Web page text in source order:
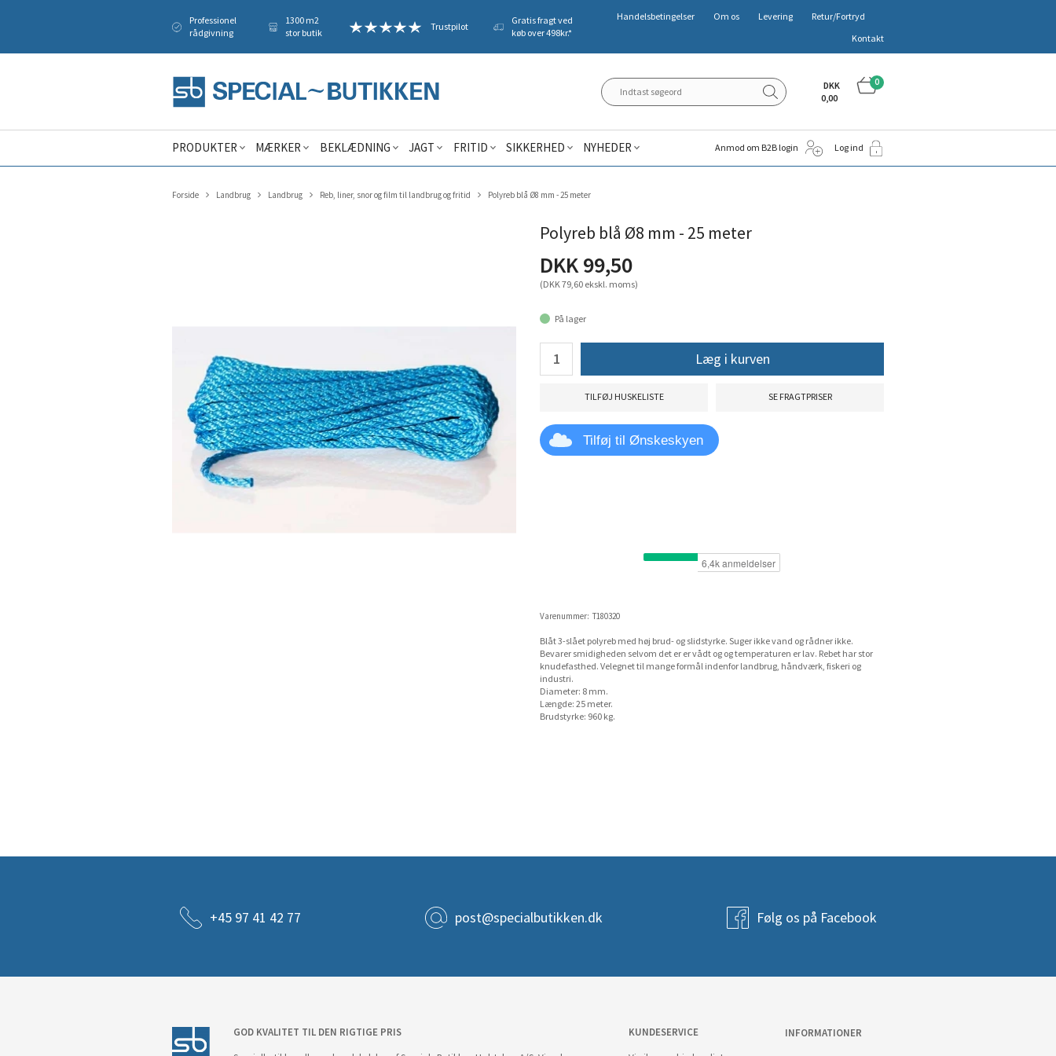
Professionel
rådgivning
1300 m2
stor butik
Trustpilot
Gratis fragt ved
køb over 498kr.*
Handelsbetingelser Om os Levering
Retur/Fortryd
Kontakt
0
DKK
0,00
PRODUKTER MÆRKER BEKLÆDNING JAGT FRITID SIKKERHED NYHEDER Anmod om B2B login Log ind
Forside Landbrug Landbrug Reb, liner, snor og film til landbrug og fritid Polyreb blå Ø8 mm - 25 meter
Polyreb blå Ø8 mm - 25 meter
DKK 99,50
(DKK 79,60 ekskl. moms)
På lager
Læg i kurven
TILFØJ HUSKELISTE SE FRAGTPRISER
Tilføj til Ønskeskyen
Varenummer: T180320
Blåt 3-slået polyreb med høj brud- og slidstyrke. Suger ikke vand og rådner ikke.
Bevarer smidigheden selvom det er er vådt og og temperaturen er lav. Rebet har stor
knudefasthed. Velegnet til mange formål indenfor landbrug, håndværk, fiskeri og
industri.
Diameter: 8 mm.
Længde: 25 meter.
Brudstyrke: 960 kg.
+45 97 41 42 77 post@specialbutikken.dk Følg os på Facebook
GOD KVALITET TIL DEN RIGTIGE PRIS
KUNDESERVICE
INFORMATIONER